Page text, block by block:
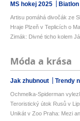
MS hokej 2025 Biatlon
Artisu pomáhá divočák ze
Hraje Plzeň v Teplicích o
Zimák: Divné ticho kolem
Móda a krása
Jak zhubnout Trendy
Ochmelka-Spiderman
Teroristický útok Rusů v
Unikát v Zoo Praha: Mezi